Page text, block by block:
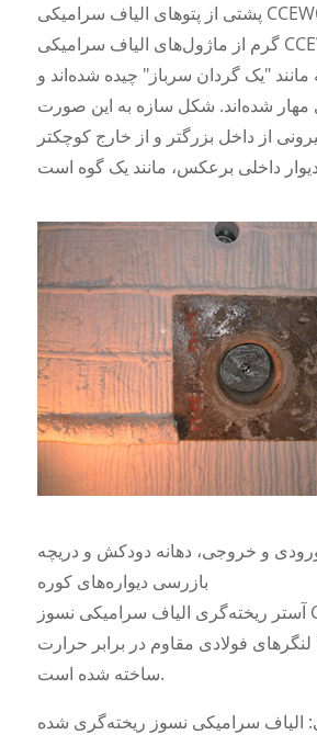
پشتی از پتوهای الیاف سرامیکی CCEWOOL 1260 و سطح
گرم از ماژول‌های الیاف سرامیکی CCEWOOL 1260
"یک گردان سرباز" چیده شده‌اند و
مهار شده‌اند. شکل سازه به این صورت
از داخل بزرگتر و از خارج کوچکتر
و خروجی، دهانه دودکش و دریچه
بازرسی دیواره‌های کوره
آستر ریخته‌گری الیاف سرامیکی نسوز CCEWOOL با
لنگرهای فولادی مقاوم در برابر حرارت "Y" شکل داخلی
ساخته شده است.
الیاف سرامیکی نسوز ریخته‌گری شده